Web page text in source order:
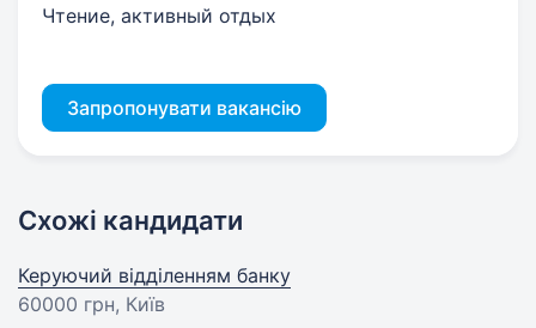
Чтение, активный отдых
Запропонувати вакансію
Схожі кандидати
Керуючий відділенням банку
60000 грн, Київ